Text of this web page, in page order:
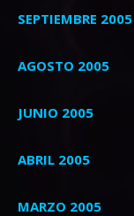
SEPTIEMBRE 2005
AGOSTO 2005
JUNIO 2005
ABRIL 2005
MARZO 2005